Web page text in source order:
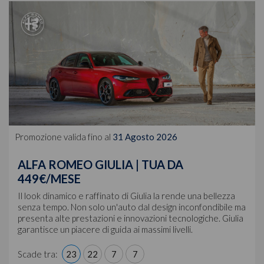
Promozione valida fino al 31 Agosto 2026
ALFA ROMEO GIULIA | TUA DA
449€/MESE
Il look dinamico e raffinato di Giulia la rende una bellezza
senza tempo. Non solo un'auto dal design inconfondibile ma
presenta alte prestazioni e innovazioni tecnologiche. Giulia
garantisce un piacere di guida ai massimi livelli.
Scade tra: 23 22 7 4